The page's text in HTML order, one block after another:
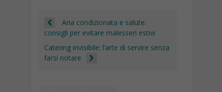
Aria condizionata e salute:
consigli per evitare malesseri estivi
Catering invisibile: l’arte di servire senza
farsi notare